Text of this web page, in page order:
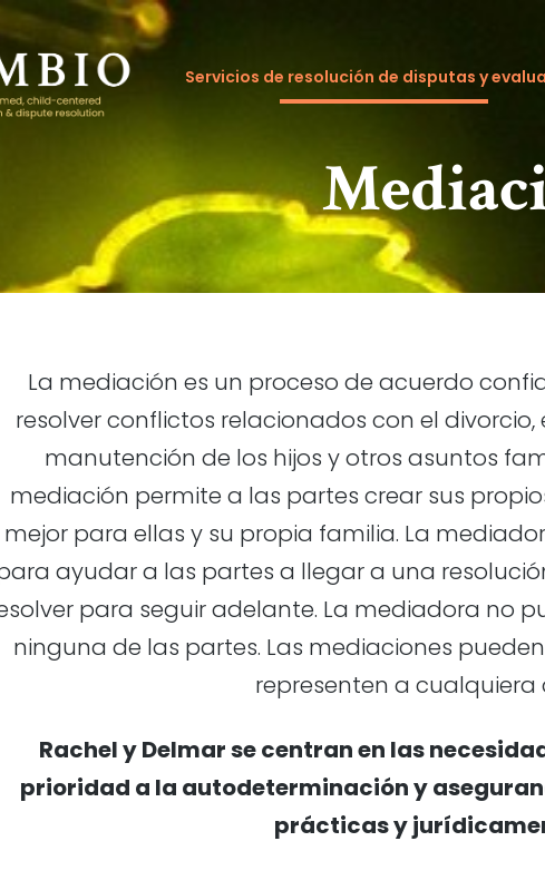
Servicios de resolución de disputas y
La mediación es un proceso de acuerdo
resolver conflictos relacionados con el
manutención de los hijos y otros asuntos
mediación permite a las partes crear sus
mejor para ellas y su propia familia. La
ayudar a las partes a llegar a una
para seguir adelante. La mediadora no
ninguna de las partes. Las mediaciones
representen a cualquiera
Rachel y Delmar se centran en las
prioridad a la autodeterminación y
prácticas y